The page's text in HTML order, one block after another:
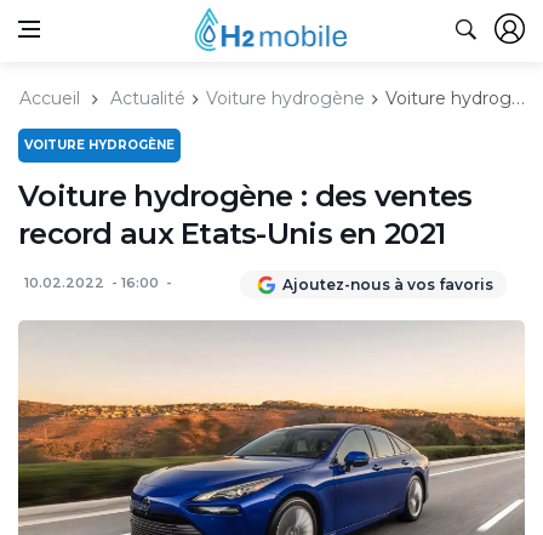
Accueil Actualité Voiture hydrogène Voiture hydrogène : des ventes record aux Etats-Unis en 2021
VOITURE HYDROGÈNE
Voiture hydrogène : des ventes
record aux Etats-Unis en 2021
10.02.2022 16:00 Ajoutez-nous à vos favoris